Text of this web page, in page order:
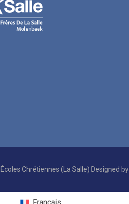
Chrétiennes (La Salle) Designed by